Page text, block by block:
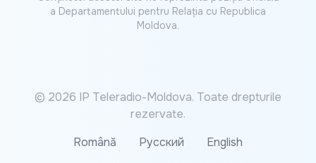
a Departamentului pentru Relația cu Republica
Moldova.
© 2026 IP Teleradio-Moldova. Toate drepturile
rezervate.
Română
Русский English